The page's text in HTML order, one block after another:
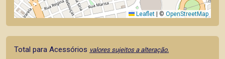
Leaflet | © OpenStreetMap
Total para Acessórios valores sujeitos a alteração.